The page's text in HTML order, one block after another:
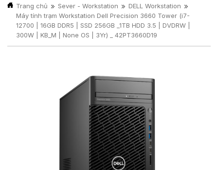
Trang chủ Sever - Workstation
DELL Workstation
Máy tính trạm Workstation Dell Precision 3660 Tower (i7-
12700 | 16GB DDR5 | SSD 256GB _1TB HDD 3.5 | DVDRW |
300W | KB_M | None OS | 3Yr) _ 42PT3660D19